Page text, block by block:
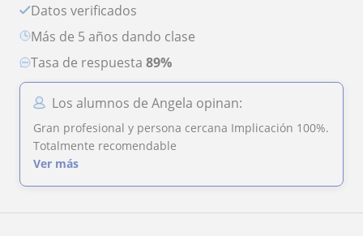
Datos verificados
más de 5 años dando clase
Tasa de respuesta 89%
Los alumnos de Angela opinan:
Gran profesional y persona cercana Implicación 100%.
Totalmente recomendable
Ver más